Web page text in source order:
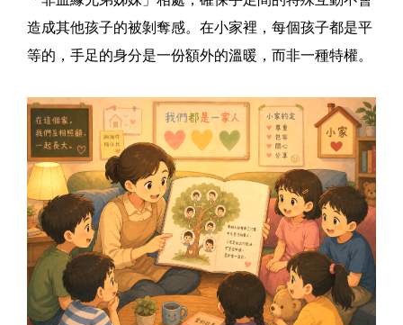
造成其他孩子的被剝奪感。在小家裡，每個孩子都是平
等的，手足的身分是一份額外的溫暖，而非一種特權。